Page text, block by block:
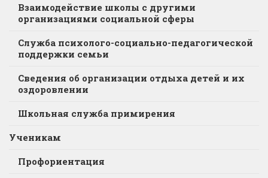
Взаимодействие школы с другими
организациями социальной сферы
Служба психолого-социально-педагогической
поддержки семьи
Сведения об организации отдыха детей и их
оздоровлении
Школьная служба примирения
Ученикам
Профориентация